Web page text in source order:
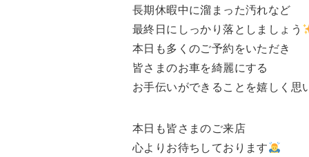
長期休暇中に溜まった汚れなど
最終日にしっかり落としましょう
本日も多くのご予約をいただき
皆さまのお車を綺麗にする
お手伝いができることを嬉しく思
本日も皆さまのご来店
心よりお待ちしております